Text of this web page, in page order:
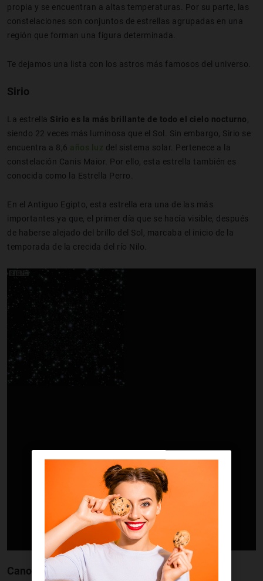
propia y se encuentran a altas temperaturas. Por su parte, las
constelaciones son conjuntos de estrellas agrupadas en una
región que forman una figura determinada.
Te dejamos una lista con los astros más famosos del universo.
Sirio
La estrella Sirio es la más brillante de todo el cielo nocturno
siendo 22 veces más luminosa que el Sol. Sin embargo, Sirio se
encuentra a 8,6 años luz del sistema solar. Pertenece a la
constelación Canis Maior. Por ello, esta estrella también es
conocida como la Estrella Perro.
En el Antiguo Egipto, esta estrella era una de las más
importantes ya que, el primer día que se hacía visible, después
de haberse alejado del brillo del Sol, marcaba el inicio de la
temporada de la crecida del río Nilo.
Canopus